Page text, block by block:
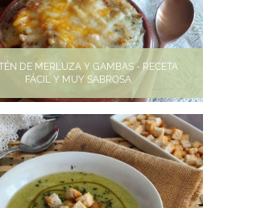
DE MERLUZA Y GAMBAS - RECETA
FÁCIL Y MUY SABROSA